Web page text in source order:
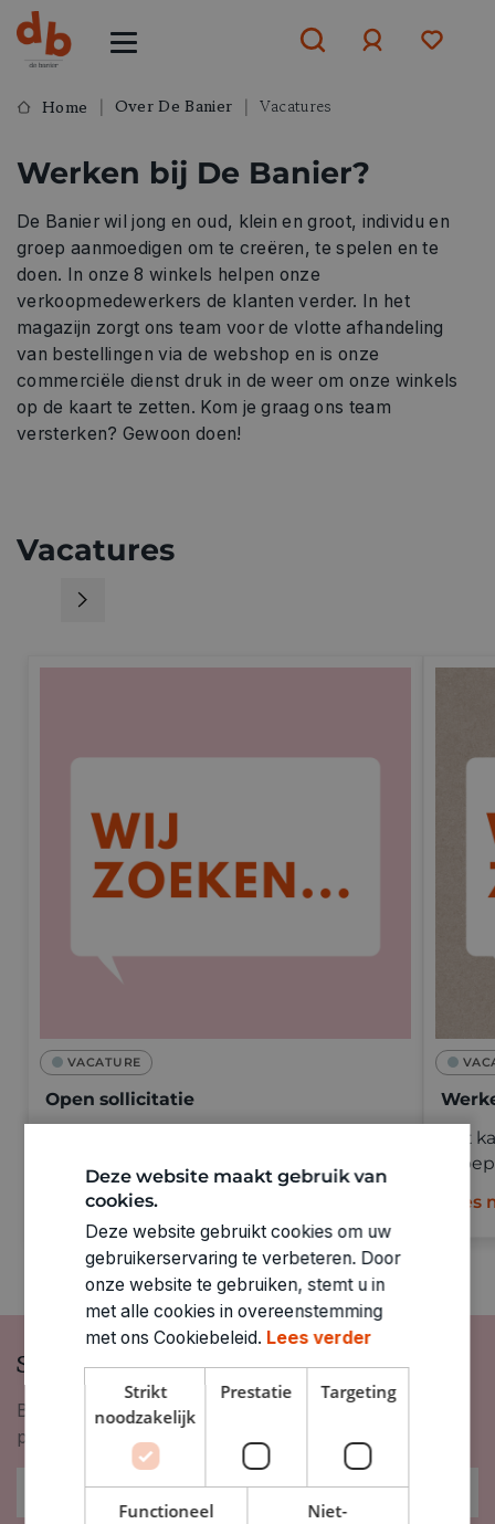
Home Over De Banier Vacatures
Werken bij De Banier?
De Banier wil jong en oud, klein en groot, individu en
groep aanmoedigen om te creëren, te spelen en te
doen. In onze 8 winkels helpen onze
verkoopmedewerkers de klanten verder. In het
magazijn zorgt ons team voor de vlotte afhandeling
van bestellingen via de webshop en is onze
commerciële dienst druk in de weer om onze winkels
op de kaart te zetten. Kom je graag ons team
versterken? Gewoon doen!
Vacatures
VACATURE
Open sollicitatie
Lees meer
Dat
Lees
Schrijf je in op onze nieuwsbrief
Blijf op de hoogte van nieuwigheden, inspiratie,
promoties en meer!
Deze website maakt gebruik van
cookies.
Deze website gebruikt cookies om uw
gebruikerservaring te verbeteren. Door
onze website te gebruiken, stemt u in
met alle cookies in overeenstemming
met ons Cookiebeleid. Lees verder
Strikt
noodzakelijk
Prestatie Targeting
Functioneel
Niet-